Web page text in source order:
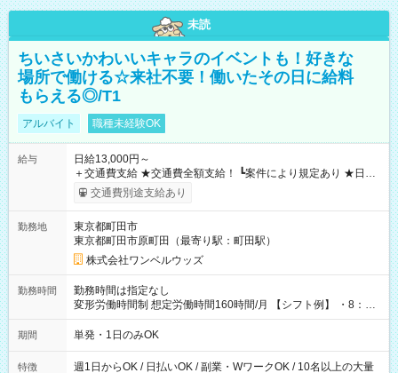
未読
ちいさいかわいいキャラのイベントも！好きな
場所で働ける☆来社不要！働いたその日に給料
もらえる◎/T1
アルバイト 職種未経験OK
給与
日給13,000円～
＋交通費支給 ★交通費全額支給！ ┗案件により規定あり ★日払
いOK！（規定あり） ┗働いたその日に現金GET♪ お仕事後はコ
ンビニATMから 日払い分を引き落とせます！ 【試用期間】試
交通費別途支給あり
勤務地
東京都町田市
東京都町田市原町田（最寄り駅：町田駅）
株式会社ワンベルウッズ
勤務時間
勤務時間は指定なし
変形労働時間制 想定労働時間160時間/月 【シフト例】 ・8：00
～21：00
期間 単発・1日のみOK
特徴
週1日からOK / 日払いOK / 副業・WワークOK / 10名以上の大量